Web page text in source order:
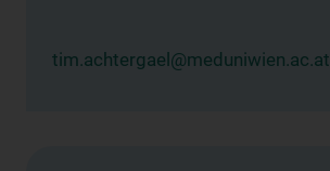
tim.achtergael@meduniwien.ac.at